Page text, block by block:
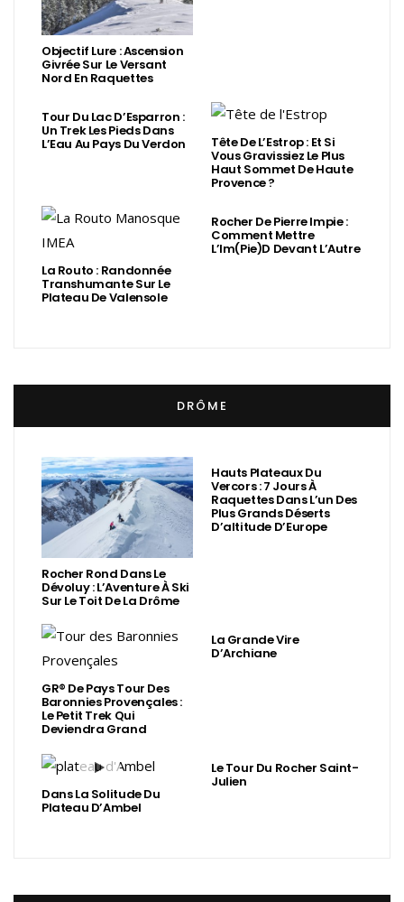
Objectif Lure : Ascension
Givrée Sur Le Versant
Nord En Raquettes
Tour Du Lac D’Esparron :
Un Trek Les Pieds Dans
L’Eau Au Pays Du Verdon Tête De L’Estrop : Et Si
Vous Gravissiez Le Plus
Haut Sommet De Haute
Provence ?
La Routo : Randonnée
Transhumante Sur Le
Plateau De Valensole
Rocher De Pierre Impie :
Comment Mettre
L’Im(Pie)d Devant L’Autre
DRÔME
Rocher Rond Dans Le
Dévoluy : L’Aventure À Ski
Sur Le Toit De La Drôme
Hauts Plateaux Du
Vercors : 7 Jours À
Raquettes Dans L’un Des
Plus Grands Déserts
D’altitude D’Europe
GR® De Pays Tour Des
Baronnies Provençales :
Le Petit Trek Qui
Deviendra Grand
La Grande Vire
D’Archiane
Dans La Solitude Du
Plateau D’Ambel
Le Tour Du Rocher Saint-
Julien